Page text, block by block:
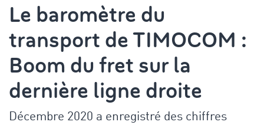
Le baromètre du
transport de TIMOCOM :
Boom du fret sur la
dernière ligne droite
Décembre 2020 a enregistré des chiffres